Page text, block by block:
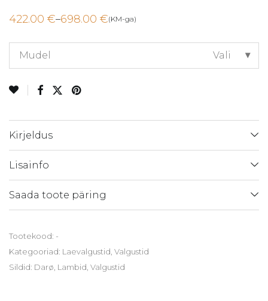
422.00 €–698.00 €
Price
422.00 €
through
698.00 €
(KM-ga)
Mudel Vali
Kirjeldus
Lisainfo
Saada toote päring
Tootekood: -
Kategooriad: Laevalgustid Valgustid
Sildid: Darø Lambid Valgustid